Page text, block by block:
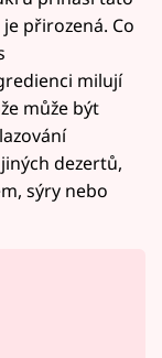
přirozená. Co
milují
může být
dezertů,
sýry nebo